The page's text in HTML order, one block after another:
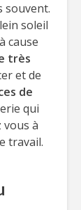
souvent.
soleil
cause
très
et de
de
qui
à
travail.